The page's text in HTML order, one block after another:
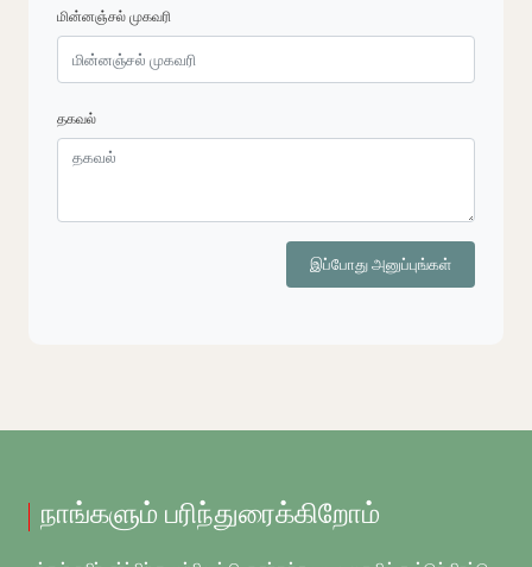
மின்னஞ்சல் முகவரி
தகவல்
இப்போது அனுப்புங்கள்
நாங்களும் பரிந்துரைக்கிறோம்